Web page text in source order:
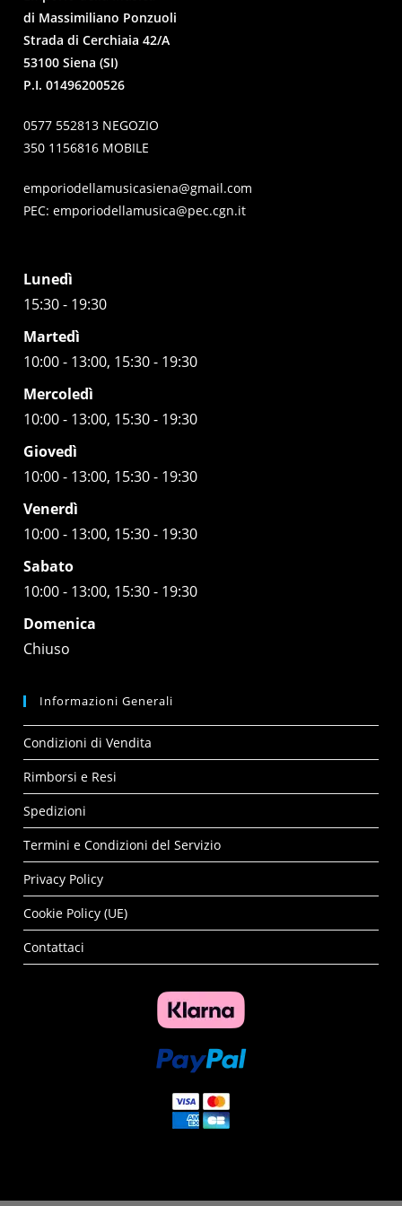
di Massimiliano Ponzuoli
Strada di Cerchiaia 42/A
53100 Siena (SI)
P.I. 01496200526
0577 552813 NEGOZIO
350 1156816 MOBILE
emporiodellamusicasiena@gmail.com
PEC:emporiodellamusica@pec.cgn.it
Lunedì
15:30 - 19:30
Martedì
10:00 - 13:00, 15:30 - 19:30
Mercoledì
10:00 - 13:00, 15:30 - 19:30
Giovedì
10:00 - 13:00, 15:30 - 19:30
Venerdì
10:00 - 13:00, 15:30 - 19:30
Sabato
10:00 - 13:00, 15:30 - 19:30
Domenica
Chiuso
Informazioni Generali
Condizioni di Vendita
Rimborsi e Resi
Spedizioni
Termini e Condizioni del Servizio
Privacy Policy
Cookie Policy (UE)
Contattaci